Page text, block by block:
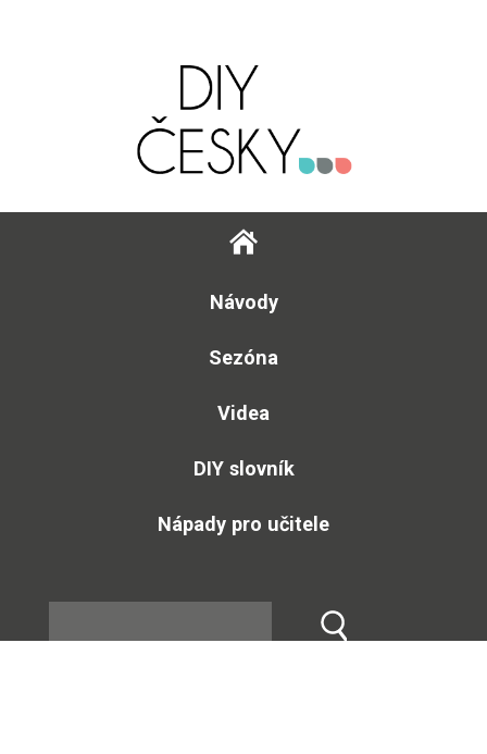
Návody
Sezóna
Videa
DIY slovník
Nápady pro učitele